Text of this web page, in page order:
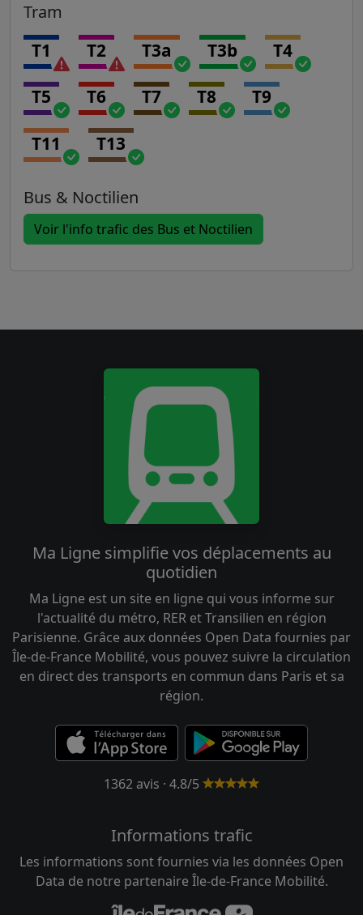
Tram
T1 T2 T3a T3b T4
T5 T6 T7 T8 T9
T11 T13
Bus & Noctilien
Voir l'info trafic des Bus et Noctilien
Ma Ligne simplifie vos déplacements au
quotidien
Ma Ligne est un site en ligne qui vous informe sur
l'actualité du métro, RER et Transilien en région
Parisienne. Grâce aux données Open Data fournies par
Île-de-France Mobilité, vous pouvez suivre la circulation
en direct des transports en commun dans Paris et sa
région.
1362 avis · 4.8/5
Informations trafic
Les informations sont fournies via les données Open
Data de notre partenaire Île-de-France Mobilité.